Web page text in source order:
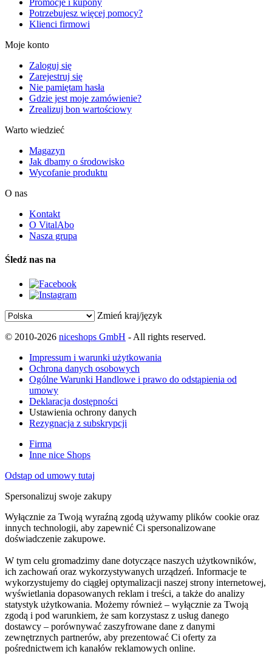
Promocje i kupony
Potrzebujesz więcej pomocy?
Klienci firmowi
Moje konto
Zaloguj się
Zarejestruj się
Nie pamiętam hasła
Gdzie jest moje zamówienie?
Zrealizuj bon wartościowy
Warto wiedzieć
Magazyn
Jak dbamy o środowisko
Wycofanie produktu
O nas
Kontakt
O VitalAbo
Nasza grupa
Śledź nas na
Zmień kraj/język
© 2010-2026 niceshops GmbH - All rights reserved.
Impressum i warunki użytkowania
Ochrona danych osobowych
Ogólne Warunki Handlowe i prawo do odstąpienia od
umowy
Deklaracja dostępności
Ustawienia ochrony danych
Rezygnacja z subskrypcji
Firma
Inne nice Shops
Odstąp od umowy tutaj
Spersonalizuj swoje zakupy
Wyłącznie za Twoją wyraźną zgodą używamy plików cookie oraz
innych technologii, aby zapewnić Ci spersonalizowane
doświadczenie zakupowe.
W tym celu gromadzimy dane dotyczące naszych użytkowników,
ich zachowań oraz wykorzystywanych urządzeń. Informacje te
wykorzystujemy do ciągłej optymalizacji naszej strony internetowej,
wyświetlania dopasowanych reklam i treści, a także do analizy
statystyk użytkowania. Możemy również – wyłącznie za Twoją
zgodą i pod warunkiem, że sam korzystasz z usług danego
dostawcy – porównywać zaszyfrowane dane z danymi
zewnętrznych partnerów, aby prezentować Ci oferty za
pośrednictwem ich kanałów reklamowych online.